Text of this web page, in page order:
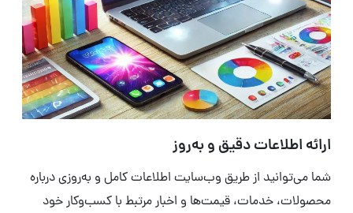
ارائه اطلاعات دقیق و به‌روز
شما می‌توانید از طریق وب‌سایت اطلاعات کامل و به‌روزی درباره
محصولات، خدمات، قیمت‌ها و اخبار مرتبط با کسب‌وکار خود